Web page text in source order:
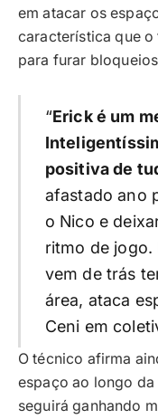
em atacar os
característica que
para furar
“Erick é um
positiva de
afastado ano
o Nico e
ritmo de jogo.
vem de trás
área, ataca
Ceni em
O técnico afirma
espaço ao longo
seguirá ganhando